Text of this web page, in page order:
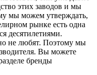
этих заводов и мы
мы можем утверждать,
рынке есть одна
десятилетиями.
не любят. Поэтому мы
Вы можете
бренды